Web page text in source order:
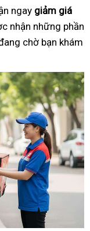
ngay giảm giá
nhận những phần
chờ bạn khám